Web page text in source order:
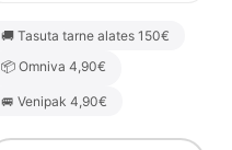
🚚 Tasuta tarne alates 150€
📦 Omniva 4,90€
🚐 Venipak 4,90€